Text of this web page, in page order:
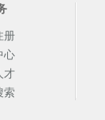
册
心
才
索